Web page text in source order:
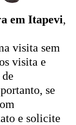
em Itapevi,
visita sem
visita e
se
e solicite